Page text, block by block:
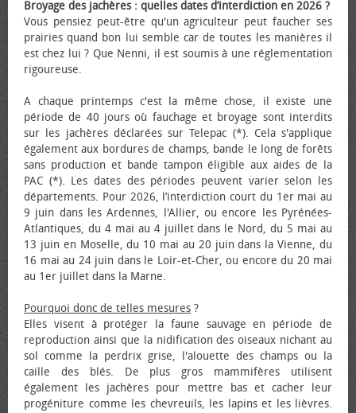
Broyage des jachères : quelles dates d’interdiction en 2026 ?
Vous pensiez peut-être qu'un agriculteur peut faucher ses
prairies quand bon lui semble car de toutes les manières il
est chez lui ? Que Nenni, il est soumis à une réglementation
rigoureuse.
A chaque printemps c'est la même chose, il existe une
période de 40 jours où fauchage et broyage sont interdits
sur les jachères déclarées sur Telepac (*). Cela s'applique
également aux bordures de champs, bande le long de forêts
sans production et bande tampon éligible aux aides de la
PAC (*). Les dates des périodes peuvent varier selon les
départements. Pour 2026, l’interdiction court du 1er mai au
9 juin dans les Ardennes, l'Allier, ou encore les Pyrénées-
Atlantiques, du 4 mai au 4 juillet dans le Nord, du 5 mai au
13 juin en Moselle, du 10 mai au 20 juin dans la Vienne, du
16 mai au 24 juin dans le Loir-et-Cher, ou encore du 20 mai
au 1er juillet dans la Marne.
Pourquoi donc de telles mesures ?
Elles visent à protéger la faune sauvage en période de
reproduction ainsi que la nidification des oiseaux nichant au
sol comme la perdrix grise, l'alouette des champs ou la
caille des blés. De plus gros mammifères utilisent
également les jachères pour mettre bas et cacher leur
progéniture comme les chevreuils, les lapins et les lièvres.